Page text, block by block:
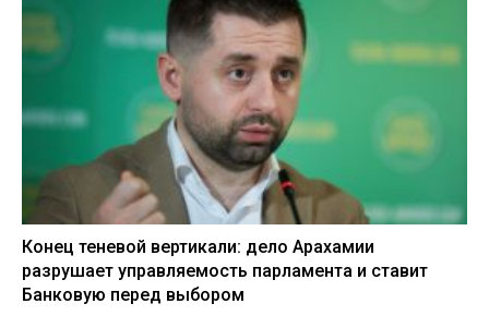
Конец теневой вертикали: дело Арахамии
разрушает управляемость парламента и ставит
Банковую перед выбором